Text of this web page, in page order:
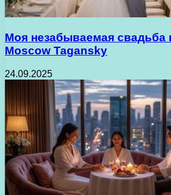
Моя незабываемая свадьба
Moscow Tagansky
24.09.2025